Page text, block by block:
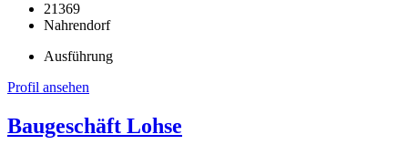
21369
Nahrendorf
Ausführung
Profil ansehen
Baugeschäft Lohse